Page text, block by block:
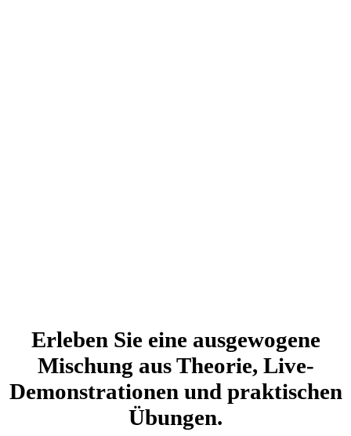
Erleben Sie eine ausgewogene
Mischung aus Theorie, Live-
Demonstrationen und praktischen
Übungen.